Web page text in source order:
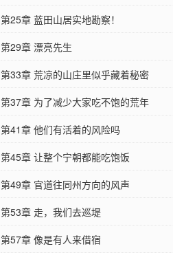
第25章 蓝田山居实地勘察！
第29章 漂亮先生
第33章 荒凉的山庄里似乎藏着秘密
第37章 为了减少大家吃不饱的荒年
第41章 他们有活着的风险吗
第45章 让整个宁朝都能吃饱饭
第49章 官道往同州方向的风声
第53章 走，我们去巡堤
第57章 像是有人来借宿